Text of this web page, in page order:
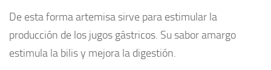
De esta forma artemisa sirve para estimular la
producción de los jugos gástricos. Su sabor amargo
estimula la bilis y mejora la digestión.